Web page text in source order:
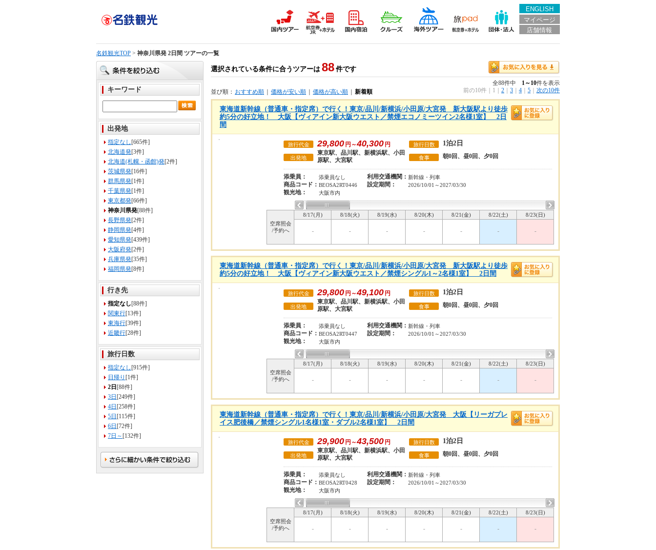
ENGLISH
マイページ
店舗情報
名鉄観光TOP > 神奈川県発 2日間 ツアーの一覧
キーワード
出発地
指定なし [665件]
北海道発[3件]
北海道(札幌・函館)発[2件]
茨城県発[16件]
群馬県発[1件]
千葉県発[1件]
東京都発[66件]
神奈川県発[88件]
長野県発[2件]
静岡県発[4件]
愛知県発[439件]
大阪府発[2件]
兵庫県発[35件]
福岡県発[8件]
行き先
指定なし[88件]
関東行[13件]
東海行[39件]
近畿行[28件]
旅行日数
指定なし [915件]
日帰り [1件]
2日 [88件]
3日 [249件]
4日 [258件]
5日 [115件]
6日 [72件]
7日～ [132件]
選択されている条件に合うツアーは 88 件です
並び順： おすすめ順 価格が安い順 価格が高い順 新着順
全88件中 1～10件を表示
前の10件
1 2 3 4 5 次の10件
東海道新幹線（普通車・指定席）で行く！東京/品川/新横浜/小田原/大宮発 新大阪駅より徒歩
約5分の好立地！ 大阪【ヴィアイン新大阪ウエスト／禁煙エコノミーツイン2名様1室】 2日
間
旅行代金 29,800 円～40,300 円 旅行日数 1泊2日
出発地
東京駅、品川駅、新横浜駅、小田
原駅、大宮駅
食事 朝0回、昼0回、夕0回
添乗員： 添乗員なし 利用交通機関： 新幹線・列車
商品コード： BEOSA2RT0446 設定期間： 2026/10/01～2027/03/30
観光地： 大阪市内
空席照会
/予約へ
8/17(月) 8/18(火) 8/19(水) 8/20(木) 8/21(金) 8/22(土) 8/23(日)
- - - - - - -
東海道新幹線（普通車・指定席）で行く！東京/品川/新横浜/小田原/大宮発 新大阪駅より徒歩
約5分の好立地！ 大阪【ヴィアイン新大阪ウエスト／禁煙シングル1～2名様1室】 2日間
旅行代金 29,800 円～49,100 円 旅行日数 1泊2日
出発地
東京駅、品川駅、新横浜駅、小田
原駅、大宮駅
食事 朝0回、昼0回、夕0回
添乗員： 添乗員なし 利用交通機関： 新幹線・列車
商品コード： BEOSA2RT0447 設定期間： 2026/10/01～2027/03/30
観光地： 大阪市内
空席照会
/予約へ
8/17(月) 8/18(火) 8/19(水) 8/20(木) 8/21(金) 8/22(土) 8/23(日)
- - - - - - -
東海道新幹線（普通車・指定席）で行く！東京/品川/新横浜/小田原/大宮発 大阪【リーガプレ
イス肥後橋／禁煙シングル1名様1室・ダブル2名様1室】 2日間
旅行代金 29,900 円～43,500 円 旅行日数 1泊2日
出発地
東京駅、品川駅、新横浜駅、小田
原駅、大宮駅
食事 朝0回、昼0回、夕0回
添乗員： 添乗員なし 利用交通機関： 新幹線・列車
商品コード： BEOSA2RT0428 設定期間： 2026/10/01～2027/03/30
観光地： 大阪市内
空席照会
/予約へ
8/17(月) 8/18(火) 8/19(水) 8/20(木) 8/21(金) 8/22(土) 8/23(日)
- - - - - - -